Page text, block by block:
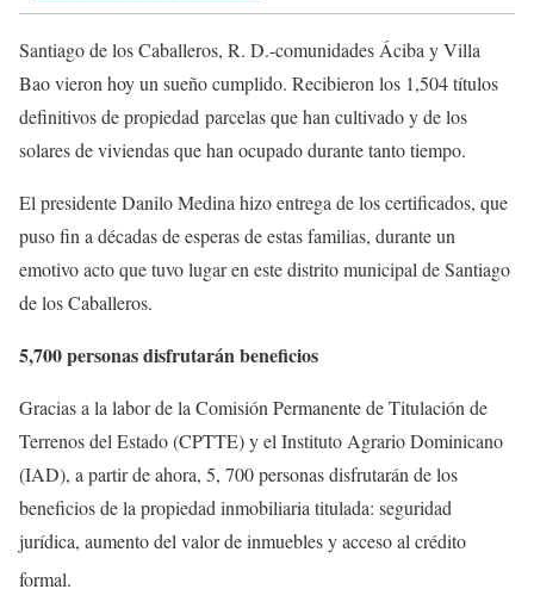
Santiago de los Caballeros, R. D.-comunidades Áciba y Villa
Bao vieron hoy un sueño cumplido. Recibieron los 1,504 títulos
definitivos de propiedad parcelas que han cultivado y de los
solares de viviendas que han ocupado durante tanto tiempo.
El presidente Danilo Medina hizo entrega de los certificados, que
puso fin a décadas de esperas de estas familias, durante un
emotivo acto que tuvo lugar en este distrito municipal de Santiago
de los Caballeros.
5,700 personas disfrutarán beneficios
Gracias a la labor de la Comisión Permanente de Titulación de
Terrenos del Estado (CPTTE) y el Instituto Agrario Dominicano
(IAD), a partir de ahora, 5, 700 personas disfrutarán de los
beneficios de la propiedad inmobiliaria titulada: seguridad
jurídica, aumento del valor de inmuebles y acceso al crédito
formal.